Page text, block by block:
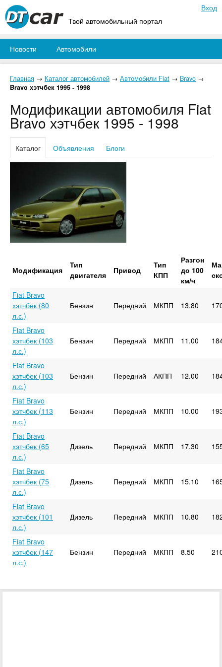
Твой автомобильный портал
Вход
Новости Автомобили
Главная → Каталог автомобилей → Автомобили Fiat → Bravo →
Bravo хэтчбек 1995 - 1998
Модификации автомобиля Fiat
Bravo хэтчбек 1995 - 1998
Каталог Объявления Блоги
Модификация
Тип
двигателя
Привод
Тип
КПП
Разгон
до 100
км/ч
Fiat Bravo
хэтчбек (80
л.с.)
Бензин Передний МКПП 13.80
Fiat Bravo
хэтчбек (103
л.с.)
Бензин Передний МКПП 11.00
Fiat Bravo
хэтчбек (103
л.с.)
Бензин Передний АКПП 12.00
Fiat Bravo
хэтчбек (113
л.с.)
Бензин Передний МКПП 10.00
Fiat Bravo
хэтчбек (65
л.с.)
Дизель Передний МКПП 17.30
Fiat Bravo
хэтчбек (75
л.с.)
Дизель Передний МКПП 15.10
Fiat Bravo
хэтчбек (101
л.с.)
Дизель Передний МКПП 10.80
Fiat Bravo
хэтчбек (147
л.с.)
Бензин Передний МКПП 8.50